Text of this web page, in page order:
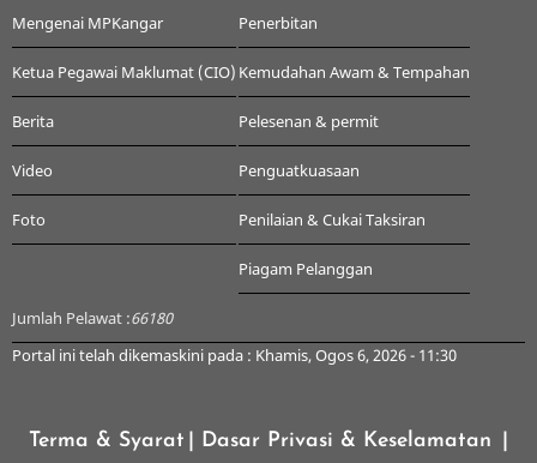
Mengenai MPKangar
Ketua Pegawai Maklumat (CIO)
Berita
Video
Foto
Penerbitan
Kemudahan Awam & Tempahan
Pelesenan & permit
Penguatkuasaan
Penilaian & Cukai Taksiran
Piagam Pelanggan
Jumlah Pelawat :66180
Portal ini telah dikemaskini pada : Khamis, Ogos 6, 2026 - 11:30
Terma & Syarat | Dasar Privasi & Keselamatan